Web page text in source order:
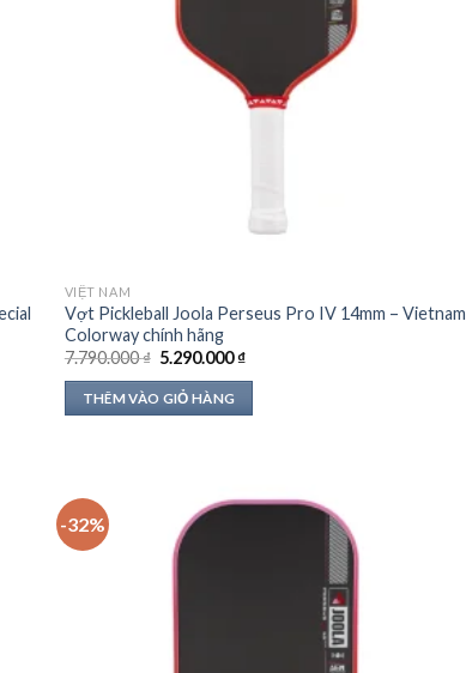
VIỆT NAM
Vợt Pickleball Joola Perseus Pro IV 14mm – Vietnam
Colorway chính hãng
7.790.000₫ Giá
là:
7.790.000 ₫.
5.290.000₫Giá
THÊM VÀO GIỎ HÀNG
-32%